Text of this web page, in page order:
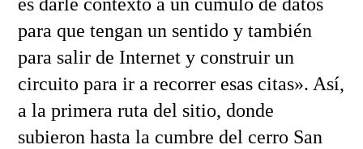
es darle contexto a un cúmulo de datos
para que tengan un sentido y también
para salir de Internet y construir un
circuito para ir a recorrer esas citas». Así,
a la primera ruta del sitio, donde
subieron hasta la cumbre del cerro San